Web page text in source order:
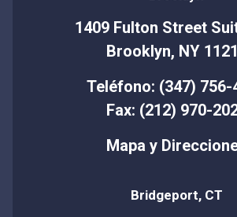
1409 Fulton Street
Brooklyn, NY
Teléfono: (347) 756-
Fax: (212) 970-
Mapa y
Bridgeport, CT